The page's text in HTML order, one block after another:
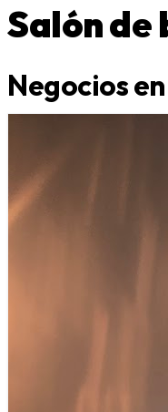
Salón de
Negocios